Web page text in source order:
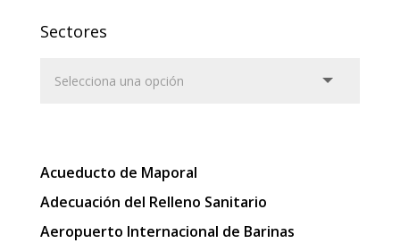
Sectores
Acueducto de Maporal
Adecuación del Relleno Sanitario
Aeropuerto Internacional de Barinas